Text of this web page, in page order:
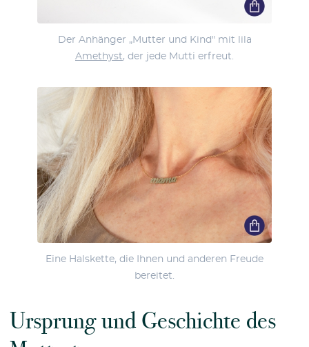
Der Anhänger „Mutter und Kind" mit lila
Amethyst, der jede Mutti erfreut.
Eine Halskette, die Ihnen und anderen Freude
bereitet.
Ursprung und Geschichte des